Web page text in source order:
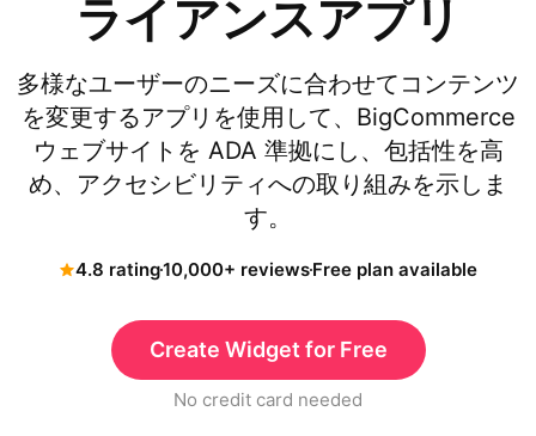
ライアンスアプリ
多様なユーザーのニーズに合わせてコンテンツ
を変更するアプリを使用して、BigCommerce
ウェブサイトを ADA 準拠にし、包括性を高
め、アクセシビリティへの取り組みを示しま
す。
4.8 rating10,000+ reviewsFree plan available
Create Widget for Free
No credit card needed